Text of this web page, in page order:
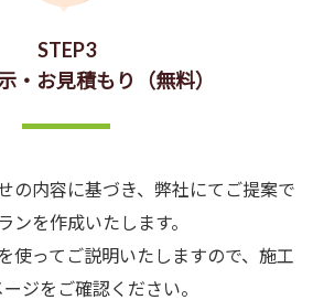
STEP3
・お見積もり（無料）
の内容に基づき、弊社にてご提案で
ンを作成いたします。
使ってご説明いたしますので、施工
ジをご確認ください。